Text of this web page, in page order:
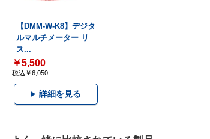
【DMM-W-K8】デジタ
ルマルチメーター リ
ス...
￥5,500
税込￥6,050
詳細を見る